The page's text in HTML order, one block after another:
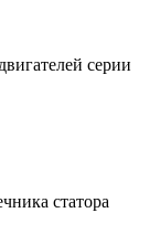
серии
статора